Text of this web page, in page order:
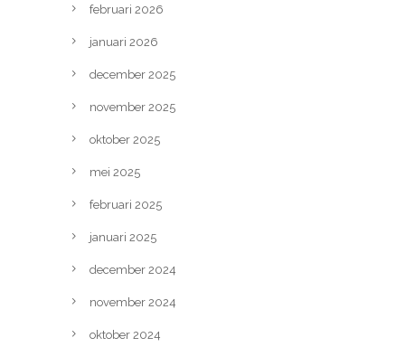
februari 2026
januari 2026
december 2025
november 2025
oktober 2025
mei 2025
februari 2025
januari 2025
december 2024
november 2024
oktober 2024